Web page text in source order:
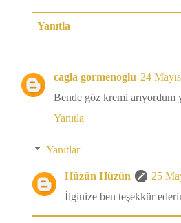
Yanıtla
cagla gormenoglu 24
Bende göz kremi arıyordum
Yanıtla
Yanıtlar
Hüzün Hüzün
25
İlginize ben teşekkür